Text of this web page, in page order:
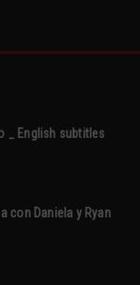
_ English subtitles
con Daniela y Ryan